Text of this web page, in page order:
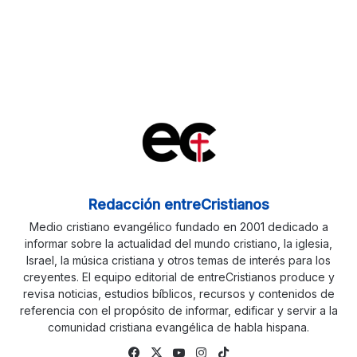
Redacción entreCristianos
Medio cristiano evangélico fundado en 2001 dedicado a
informar sobre la actualidad del mundo cristiano, la iglesia,
Israel, la música cristiana y otros temas de interés para los
creyentes. El equipo editorial de entreCristianos produce y
revisa noticias, estudios bíblicos, recursos y contenidos de
referencia con el propósito de informar, edificar y servir a la
comunidad cristiana evangélica de habla hispana.
Facebook
X YouTubeInstagram